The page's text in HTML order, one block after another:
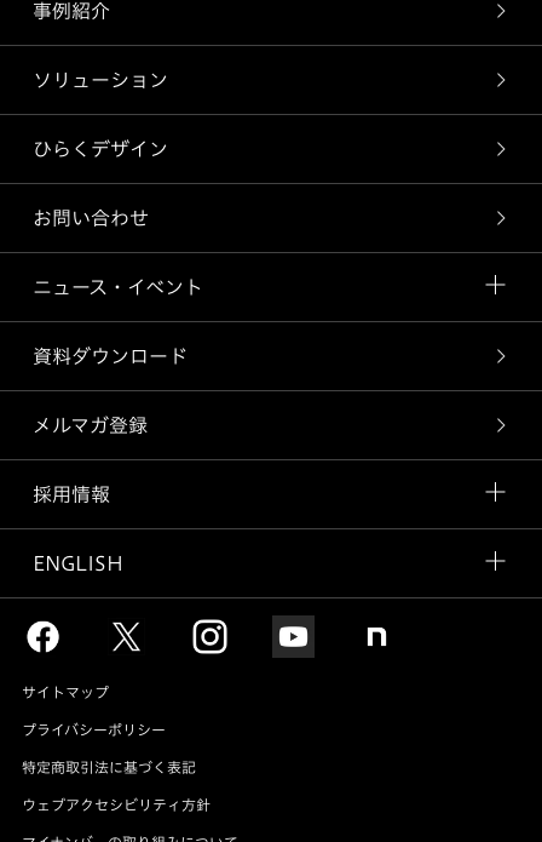
事例紹介
ソリューション
ひらくデザイン
お問い合わせ
ニュース・イベント
資料ダウンロード
メルマガ登録
採用情報
ENGLISH
サイトマップ
プライバシーポリシー
特定商取引法に基づく表記
ウェブアクセシビリティ方針